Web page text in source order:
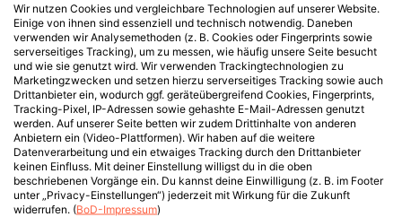
Wir nutzen Cookies und vergleichbare Technologien auf unserer Website.
Einige von ihnen sind essenziell und technisch notwendig. Daneben
verwenden wir Analysemethoden (z. B. Cookies oder Fingerprints sowie
serverseitiges Tracking), um zu messen, wie häufig unsere Seite besucht
und wie sie genutzt wird. Wir verwenden Trackingtechnologien zu
Marketingzwecken und setzen hierzu serverseitiges Tracking sowie auch
Drittanbieter ein, wodurch ggf. geräteübergreifend Cookies, Fingerprints,
Tracking-Pixel, IP-Adressen sowie gehashte E-Mail-Adressen genutzt
werden. Auf unserer Seite betten wir zudem Drittinhalte von anderen
Anbietern ein (Video-Plattformen). Wir haben auf die weitere
Datenverarbeitung und ein etwaiges Tracking durch den Drittanbieter
keinen Einfluss. Mit deiner Einstellung willigst du in die oben
beschriebenen Vorgänge ein. Du kannst deine Einwilligung (z. B. im Footer
unter „Privacy-Einstellungen“) jederzeit mit Wirkung für die Zukunft
widerrufen. (BoD-Impressum)